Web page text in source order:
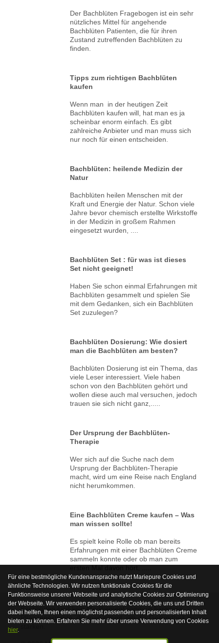
Der Bachblüten Fragebogen ist ein sehr
nützliches Mittel für angehende
Bachblüten Patienten, die für ihren
Zustand zutreffenden Bachblüten zu
finden.
Tipps zum richtigen Bachblüten
kaufen
Wenn man in der heutigen Zeit
Bachblüten kaufen will, hat man es ja
scheinbar enorm einfach. Es gibt
zahlreiche Anbieter und man muss sich
nur noch für einen entscheiden.
Bachblüten: heilende Medizin der
Natur
Bachblüten heilen Menschen mit der
Kraft und Energie der Natur. Schon viele
Jahre bevor chemisch erstellte Wirkstoffe
in der Medizin in großem Rahmen
eingesetzt wurden, ....
Bachblüten Set : für was ist dieses
Set nicht geeignet!
Haben Sie schon einmal Erfahrungen mit
Bachblüten gesammelt und spielen Sie
mit dem Gedanken, sich ein Bachblüten
Set zuzulegen?
Bachblüten Dosierung: Wie dosiert
man die Bachblüten am besten?
Bachblüten Dosierung ist ein Thema, das
viele Leser interessiert. Viele haben
schon von den Bachblüten gehört und
wollen diese auch mal versuchen, jedoch
trauen sie sich nicht ganz,.....
Der Ursprung der Bachblüten-
Therapie
Wer sich auf die Suche nach dem
Ursprung der Bachblüten-Therapie
macht, wird um eine Reise nach England
nicht herumkommen.
Eine Bachblüten Creme kaufen – Was
man wissen sollte!
Es spielt keine Rolle ob man bereits
Erfahrungen mit einer Bachblüten Creme
sammeln konnte oder ob man zum
ersten Mal davon hört, .....
Bachblüten sind kein Medikament sondern harmlose
Pflanzenextrakte, die man nimmt, um die Gesundheit zu
Für eine bestmögliche Kundenansprache nutzt Mariepure Cookies und
ähnliche Technologien. Wir nutzen funktionale Cookies für die
Funktionsweise unserer Webseite und analytische Cookies zur Optimierung
der Webseite. Wir verwenden personalisierte Cookies, die uns und Dritten
dabei helfen, Ihnen einen möglichst passenden und personalisierten Inhalt
bieten zu können. Erfahren Sie mehr über unsere Verwendung von Cookies
hier.